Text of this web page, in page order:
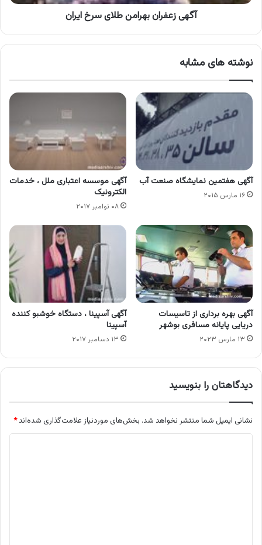
آگهی زعفران بهرامن طلای سرخ ایران
نوشته های مشابه
آگهی هفتمین نمایشگاه صنعت آب
۱۶ مارس ۲۰۱۵
آگهی موسسه اعتباری ملل ، خدمات
الکترونیک
۰۸ نوامبر ۲۰۱۷
آگهی بهره برداری از تاسیسات
دریایی پایانه مسافری بوشهر
۱۳ مارس ۲۰۲۳
آگهی آسپینا ، دستگاه خوشبو کننده
آسپینا
۱۳ دسامبر ۲۰۱۷
دیدگاهتان را بنویسید
نشانی ایمیل شما منتشر نخواهد شد. بخش‌های موردنیاز علامت‌گذاری شده‌اند*